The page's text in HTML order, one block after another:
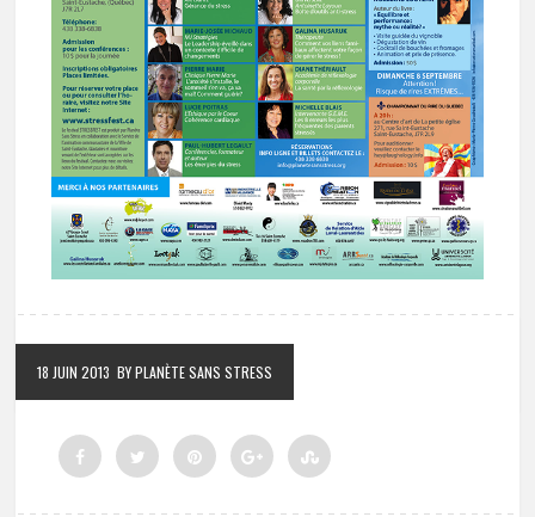
18 JUIN 2013 BY PLANÈTE SANS STRESS